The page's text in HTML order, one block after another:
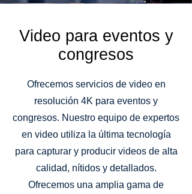
Video para eventos y
congresos
Ofrecemos servicios de video en
resolución 4K para eventos y
congresos. Nuestro equipo de expertos
en video utiliza la última tecnología
para capturar y producir videos de alta
calidad, nítidos y detallados.
Ofrecemos una amplia gama de